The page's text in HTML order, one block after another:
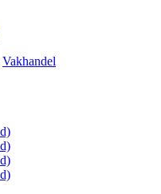
Vakhandel